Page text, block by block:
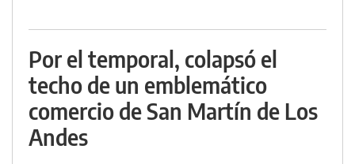
Por el temporal, colapsó el
techo de un emblemático
comercio de San Martín de Los
Andes